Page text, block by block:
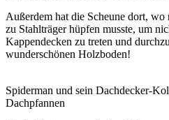
Außerdem hat die Scheune dort,
zu Stahlträger hüpfen musste, um
Kappendecken zu treten und
wunderschönen Holzboden!
Spiderman und sein Dachdecker-
Dachpfannen